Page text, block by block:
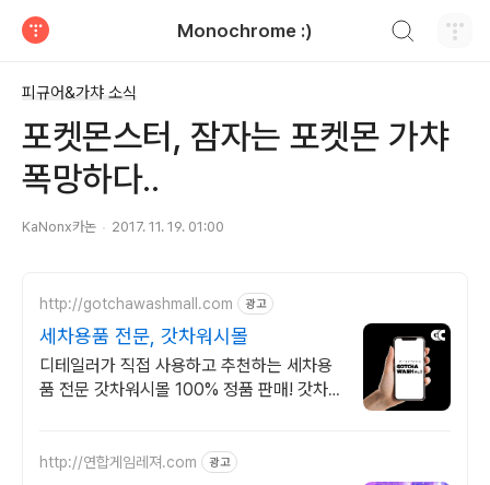
Monochrome :)
피규어&가챠 소식
포켓몬스터, 잠자는 포켓몬 가챠
폭망하다..
KaNonx카논 2017. 11. 19. 01:00
http://gotchawashmall.com 광고
세차용품 전문, 갓차워시몰
디테일러가 직접 사용하고 추천하는 세차용
품 전문 갓차워시몰 100% 정품 판매! 갓차
http://연합게임레져.com 광고